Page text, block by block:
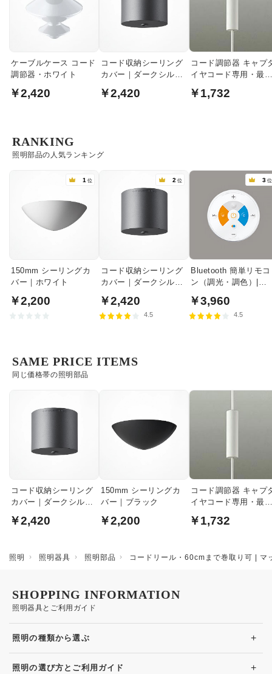
ケーブルケース コード
調節器・ホワイト
￥2,420
コード収納シーリング
カバー｜ダークシルバ
￥2,420
コード調節器 キャプ
イヤコード専用・最
￥1,732
照明部品の人気ランキング
RANKING
1 位
150mm シーリングカ
バー｜ホワイト
￥2,200
2 位
コード収納シーリング
カバー｜ダークシルバ
￥2,420
4.5
3 位
Bluetooth 簡単リモコ
ン（調光・調色）|
￥3,960
4.5
同じ価格帯の照明部品
SAME PRICE ITEMS
コード収納シーリング
カバー｜ダークシルバ
￥2,420
150mm シーリングカ
バー｜ブラック
￥2,200
コード調節器 キャプ
イヤコード専用・最
￥1,732
照明 照明器具 照明部品 コードリール・60cmまで巻取り可 | マ
照明器具とご利用ガイド
SHOPPING INFORMATION
照明の種類から選ぶ +
照明の選び方とご利用ガイド +